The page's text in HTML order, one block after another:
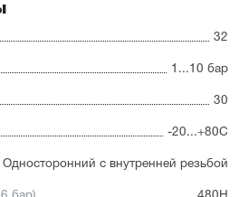
и упругие элементы
32
1...10 бар
30
-20...+80С
Односторонний с внутренней резьбой